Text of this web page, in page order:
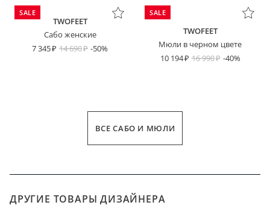
SALE
TWOFEET
Сабо женские
7 345
14 690 -50%
SALE
TWOFEET
Мюли в черном цвете
10 194
16 990 -40%
ВСЕ САБО И МЮЛИ
ДРУГИЕ ТОВАРЫ ДИЗАЙНЕРА